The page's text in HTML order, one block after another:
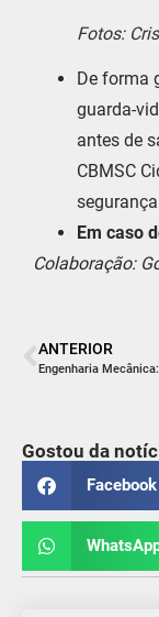
Fotos:
De forma
guarda-
antes de
CBMSC
Em caso
Colaboração:
ANTERIOR
Gostou da
Facebook